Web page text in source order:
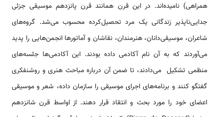
همراهی) نامیده‌اند. در اين قرن همانند قرن پانزدهم موسیقی جزئی
جدایی‌ناپذیر زندگانی یک مرد تحصیل‌کرده محسوب می‌شد. گروه‌های
شاعران، موسیقی‌دانان، هنرمندان، نقاشان و آماتورها انجمن‌هایی را پدید
می‌آوردند که به آن نام آکادمی داده بودند. این آکادمی‌ها جلسه‌های
منظمی تشکیل می‌دادند، تا ضمن آن درباره مباحث هنری و روشنفکری
گفتگو کنند و برنامه‌های اجرای موسیقی را سازمان داده، شعر و موسیقی
اعضای خود را مورد بحث و انتقاد قرار دهند. از اواسط قرن شانزدهم